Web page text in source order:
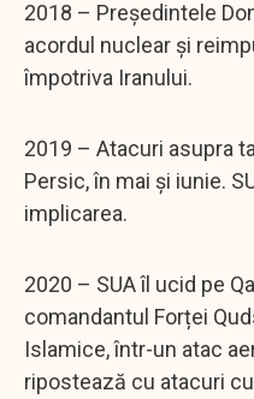
2018 – Președintele
acordul nuclear și
împotriva Iranului.
2019 – Atacuri asupra
Persic, în mai și iunie.
implicarea.
2020 – SUA îl ucid pe
comandantul Forței
Islamice, într-un atac
ripostează cu atacuri